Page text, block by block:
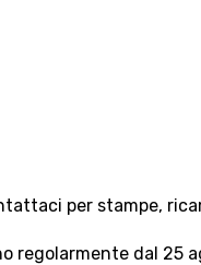
per stampe,
regolarmente dal